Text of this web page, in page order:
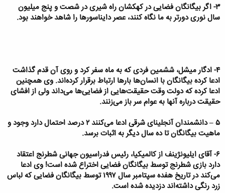
۳- اگر بیگانگان فضایی در کهکشان راه شیری در شصت و پنج میلیون
سال نوری دورتر به ما نگاه کنند،‌ عصر دایناسورها را شاهد خواهند بود.
۴- ادگار میشل، ششمین فردی که به ماه سفر کرد و روی آن قدم گذاشت
ادعا کرده بیگانگان با انسان‌ها بارها ارتباط برقرار کرده‌اند. وی همچنین
ادعا کرده که دولت وقت حقیقت‌هایی از فضایی‌ها می‌داند ولی از افشای
حقیقت درباره آنها به عوام سر‌ باز می‌زنند.
۵ – دانشمندان آنجلینای شرقی ادعا می‌کنند ۲ درصد احتمال دارد وجود و
ماهیت بیگانگان تا ده سال دیگر به اثبات برسد.
۶- آقای ایلیونژینف از کالمیکیا، رئیس فدراسیون جهانی شطرنج اعتقاد
دارد بازی شطرنج توسط بیگانگان فضایی اختراع شده است! وی ادعا
می‌کند در تاریخ هفده سپتامبر سال ۱۹۹۷ توسط بیگانگان فضایی که لباس
زرد رنگی داشته‌اند دزدیده شده است.